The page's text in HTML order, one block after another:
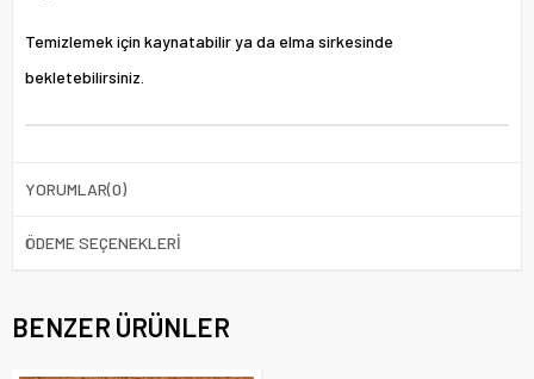
Temizlemek için kaynatabilir ya da elma sirkesinde
bekletebilirsiniz.
YORUMLAR(0)
ÖDEME SEÇENEKLERI
BENZER ÜRÜNLER